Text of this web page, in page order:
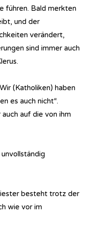
führen. Bald merkten
und der
verändert,
sind immer auch
(Katholiken) haben
es auch nicht“.
auf die von ihm
besteht trotz der
wie vor im